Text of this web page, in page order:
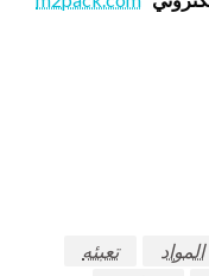
المواد
تعبئه